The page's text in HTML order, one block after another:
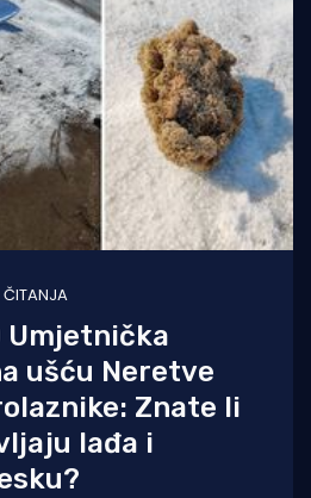
ČITANJA
Umjetnička
ušću Neretve
Znate li
lađa i